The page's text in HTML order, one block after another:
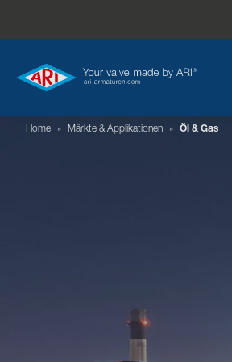
Home » Märkte & Applikationen » Öl & Gas